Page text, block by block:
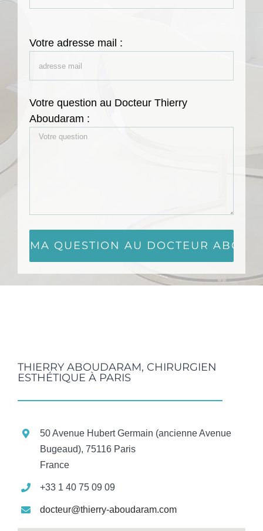
Votre adresse mail :
Votre question au Docteur Thierry
Aboudaram :
THIERRY ABOUDARAM, CHIRURGIEN
ESTHÉTIQUE À PARIS
50 Avenue Hubert Germain (ancienne Avenue
Bugeaud), 75116 Paris
France
+33 1 40 75 09 09
docteur@thierry-aboudaram.com